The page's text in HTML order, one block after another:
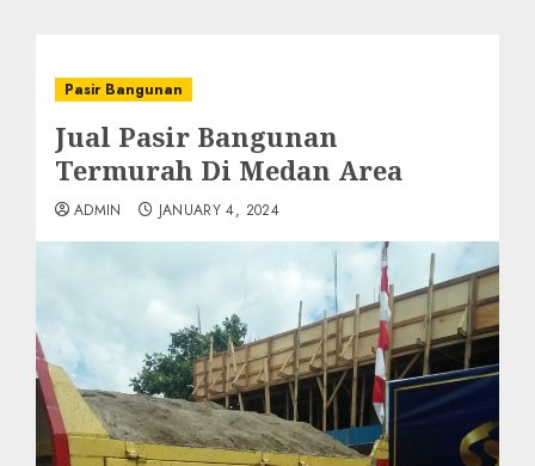
Pasir Bangunan
Jual Pasir Bangunan
Termurah Di Medan Area
ADMIN JANUARY 4, 2024